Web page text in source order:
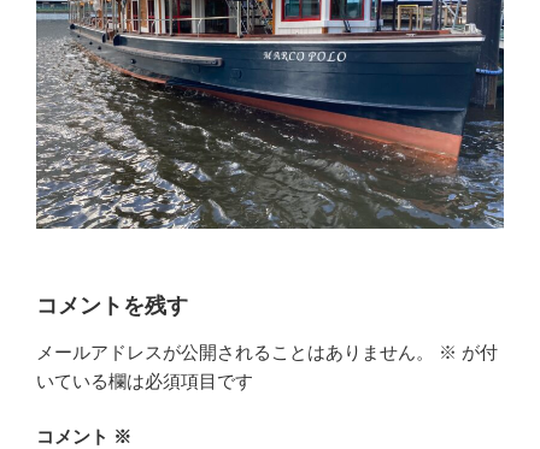
コメントを残す
メールアドレスが公開されることはありません。 ※ が付
いている欄は必須項目です
コメント ※